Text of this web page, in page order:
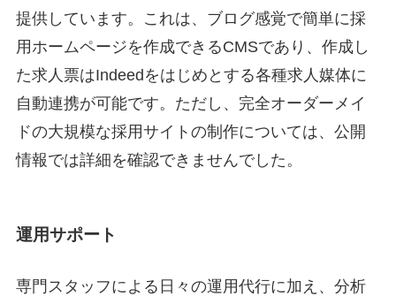
提供しています。これは、ブログ感覚で簡単に採
用ホームページを作成できるCMSであり、作成し
た求人票はIndeedをはじめとする各種求人媒体に
自動連携が可能です。ただし、完全オーダーメイ
ドの大規模な採用サイトの制作については、公開
情報では詳細を確認できませんでした。
運用サポート
専門スタッフによる日々の運用代行に加え、分析